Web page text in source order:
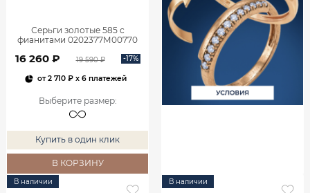
Серьги золотые 585 с
фианитами 0202377М00770
16 260 ₽ 19 590 ₽ -17%
от2 710 ₽x 6 платежей
Выберите размер:
Купить в один клик
В КОРЗИНУ
В наличии В наличии